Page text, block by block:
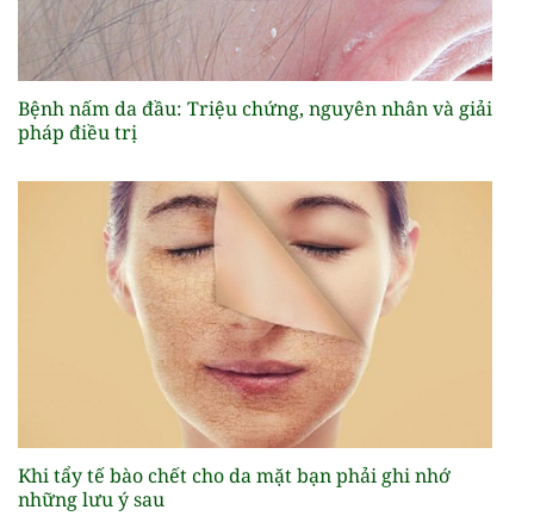
Bệnh nấm da đầu: Triệu chứng, nguyên nhân và giải
pháp điều trị
Khi tẩy tế bào chết cho da mặt bạn phải ghi nhớ
những lưu ý sau